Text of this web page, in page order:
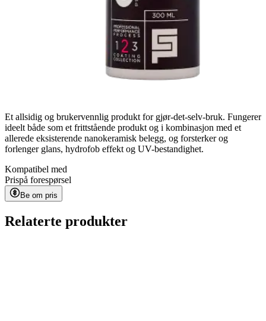
Et allsidig og brukervennlig produkt for gjør-det-selv-bruk. Fungerer
ideelt både som et frittstående produkt og i kombinasjon med et
allerede eksisterende nanokeramisk belegg, og forsterker og
forlenger glans, hydrofob effekt og UV-bestandighet.
Kompatibel med
Prispå forespørsel
Be om pris
Relaterte produkter